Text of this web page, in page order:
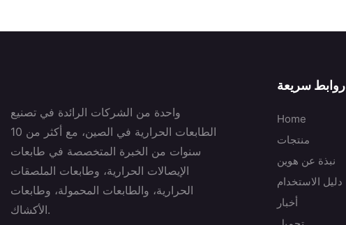
واحدة من الشركات الرائدة في تصنيع
الطابعات الحرارية في الصين، مع أكثر من 10
سنوات من الخبرة المتخصصة في طابعات
الإيصالات الحرارية، وطابعات الملصقات
الحرارية، والطابعات المحمولة، وطابعات
الأكشاك.
روابط سريعة
Home
منتجات
نبذة عن هوين
دليل الاستخدام
أخبار